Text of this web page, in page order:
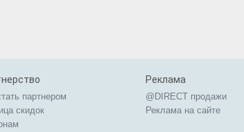
партнером
скидок
Реклама
@DIRECT продажи
Реклама на сайте